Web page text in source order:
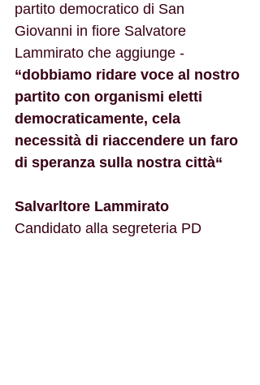
partito democratico di San
Giovanni in fiore Salvatore
Lammirato che aggiunge -
“dobbiamo ridare voce al nostro
partito con organismi eletti
democraticamente, cela
necessità di riaccendere un faro
di speranza sulla nostra città“
Salvarltore Lammirato
Candidato alla segreteria PD